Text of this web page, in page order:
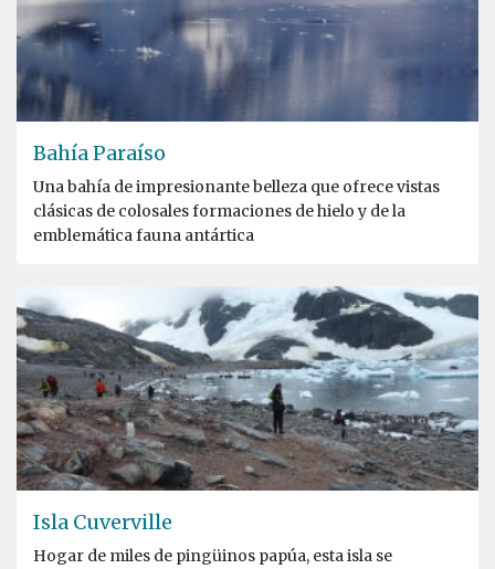
Bahía Paraíso
Una bahía de impresionante belleza que ofrece vistas
clásicas de colosales formaciones de hielo y de la
emblemática fauna antártica
Isla Cuverville
Hogar de miles de pingüinos papúa, esta isla se